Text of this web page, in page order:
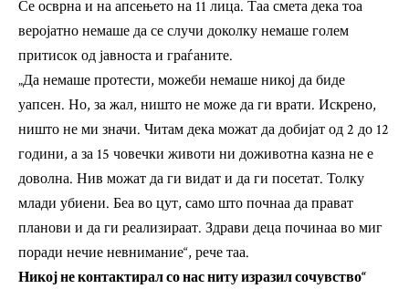
Се осврна и на апсењето на 11 лица. Таа смета дека тоа
веројатно немаше да се случи доколку немаше голем
притисок од јавноста и граѓаните.
„Да немаше протести, можеби немаше никој да биде
уапсен. Но, за жал, ништо не може да ги врати. Искрено,
ништо не ми значи. Читам дека можат да добијат од 2 до 12
години, а за 15 човечки животи ни доживотна казна не е
доволна. Нив можат да ги видат и да ги посетат. Толку
млади убиени. Беа во цут, само што почнаа да прават
планови и да ги реализираат. Здрави деца починаа во миг
поради нечие невнимание“, рече таа.
Никој не контактирал со нас ниту изразил сочувство“